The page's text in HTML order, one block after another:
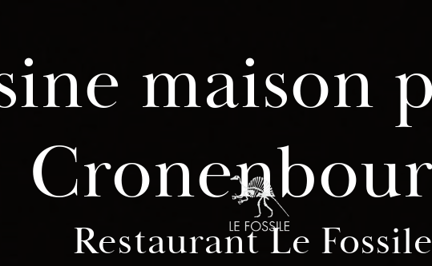
maison
Restaurant Le Fossile